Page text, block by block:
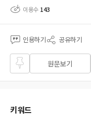
이용수 143
인용하기 공유하기
즐겨
찾기
원문보기
키워드